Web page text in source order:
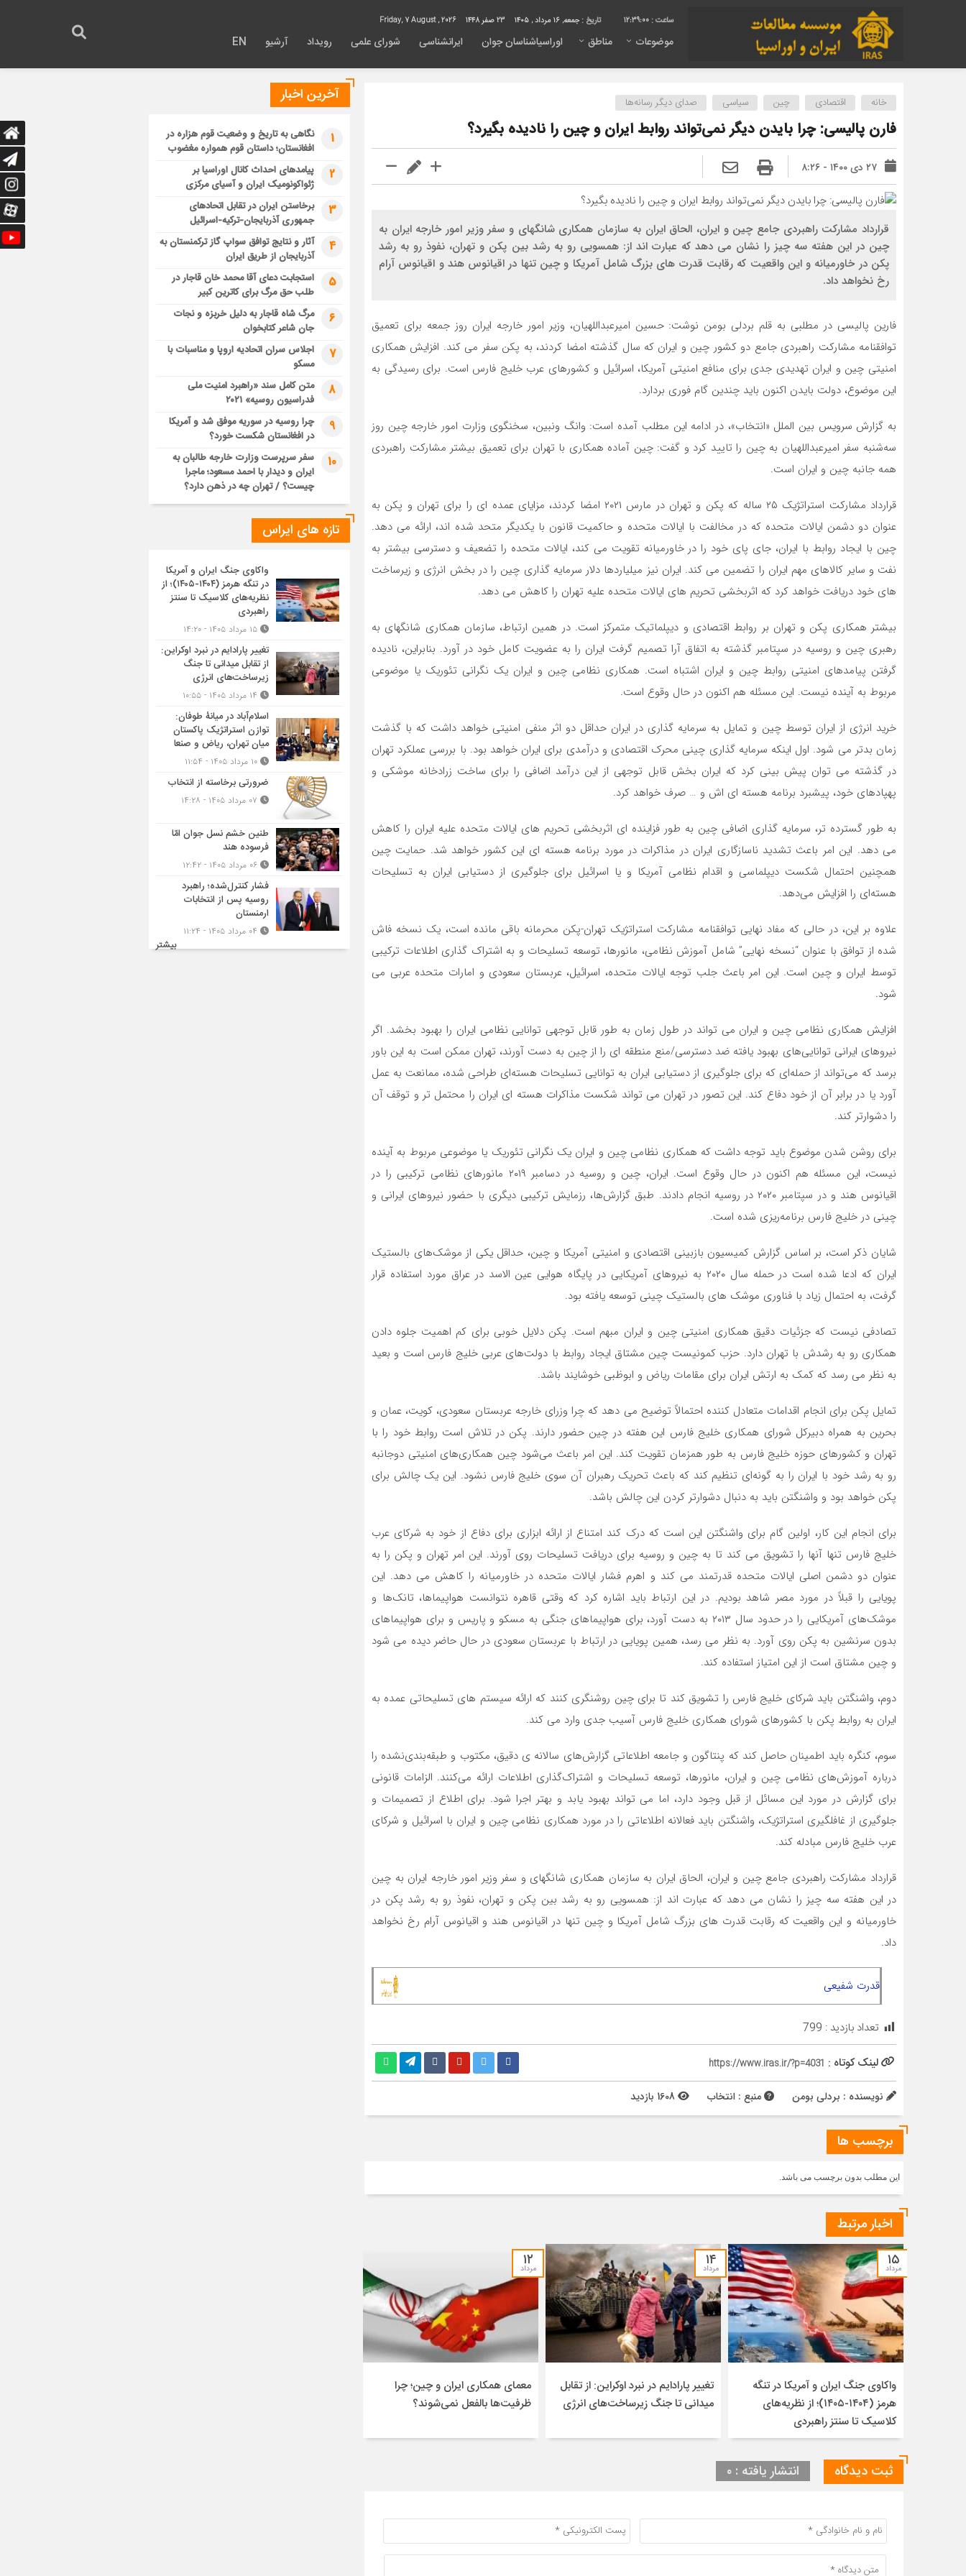
12:39:01 تاریخ : جمعه, ۱۶ مرداد , ۱۴۰۵ 23 صفر 1448
موضوعات مناطق اوراسیاشناسان جوان ایرانشناسی شورای علمی رویداد آرشیو EN
خانه اقتصادی چین سیاسی صدای دیگر رسانه‌ها
فارن پالیسی: چرا بایدن دیگر نمی‌تواند روابط ایران و چین را نادیده بگیرد؟
۲۷ دی ۱۴۰۰ - ۸:۲۶
قرارداد مشارکت راهبردی جامع چین و ایران، الحاق ایران به سازمان همکاری شانگهای و سفر وزیر امور خارجه ایران به
چین در این هفته سه چیز را نشان می دهد که عبارت اند از: همسویی رو به رشد بین پکن و تهران، نفوذ رو به رشد
پکن در خاورمیانه و این واقعیت که رقابت قدرت های بزرگ شامل آمریکا و چین تنها در اقیانوس هند و اقیانوس آرام
رخ نخواهد داد.
فارین پالیسی در مطلبی به قلم بردلی بومن نوشت: حسین امیرعبداللهیان، وزیر امور خارجه ایران روز جمعه برای تعمیق
توافقنامه مشارکت راهبردی جامع دو کشور چین و ایران که سال گذشته امضا کردند، به پکن سفر می کند. افزایش همکاری
امنیتی چین و ایران تهدیدی جدی برای منافع امنیتی آمریکا، اسرائیل و کشورهای عرب خلیج فارس است. برای رسیدگی به
این موضوع، دولت بایدن اکنون باید چندین گام فوری بردارد.
به گزارش سرویس بین الملل «انتخاب»، در ادامه این مطلب آمده است: وانگ ونبین، سخنگوی وزارت امور خارجه چین روز
سه‌شنبه سفر امیرعبداللهیان به چین را تایید کرد و گفت: چین آماده همکاری با تهران برای تعمیق بیشتر مشارکت راهبردی
همه جانبه چین و ایران است.
قرارداد مشارکت استراتژیک ۲۵ ساله که پکن و تهران در مارس ۲۰۲۱ امضا کردند، مزایای عمده ای را برای تهران و پکن به
عنوان دو دشمن ایالات متحده که در مخالفت با ایالات متحده و حاکمیت قانون با یکدیگر متحد شده اند، ارائه می دهد.
چین با ایجاد روابط با ایران، جای پای خود را در خاورمیانه تقویت می کند، ایالات متحده را تضعیف و دسترسی بیشتر به
نفت و سایر کالاهای مهم ایران را تضمین می کند. ایران نیز میلیاردها دلار سرمایه گذاری چین را در بخش انرژی و زیرساخت
های خود دریافت خواهد کرد که اثربخشی تحریم های ایالات متحده علیه تهران را کاهش می دهد.
بیشتر همکاری پکن و تهران بر روابط اقتصادی و دیپلماتیک متمرکز است. در همین ارتباط، سازمان همکاری شانگهای به
رهبری چین و روسیه در سپتامبر گذشته به اتفاق آرا تصمیم گرفت ایران را به عضویت کامل خود در آورد. بنابراین، نادیده
گرفتن پیامدهای امنیتی روابط چین و ایران اشتباه است. همکاری نظامی چین و ایران یک نگرانی تئوریک یا موضوعی
مربوط به آینده نیست. این مسئله هم اکنون در حال وقوع است.
خرید انرژی از ایران توسط چین و تمایل به سرمایه گذاری در ایران حداقل دو اثر منفی امنیتی خواهد داشت که با گذشت
زمان بدتر می شود. اول اینکه سرمایه گذاری چینی محرک اقتصادی و درآمدی برای ایران خواهد بود. با بررسی عملکرد تهران
در گذشته می توان پیش بینی کرد که ایران بخش قابل توجهی از این درآمد اضافی را برای ساخت زرادخانه موشکی و
پهپادهای خود، پیشبرد برنامه هسته ای اش و … صرف خواهد کرد.
به طور گسترده تر، سرمایه گذاری اضافی چین به طور فزاینده ای اثربخشی تحریم های ایالات متحده علیه ایران را کاهش
می دهد. این امر باعث تشدید ناسازگاری ایران در مذاکرات در مورد برنامه هسته ای این کشور خواهد شد. حمایت چین
همچنین احتمال شکست دیپلماسی و اقدام نظامی آمریکا و یا اسرائیل برای جلوگیری از دستیابی ایران به تسلیحات
هسته‌ای را افزایش می‌دهد.
علاوه بر این، در حالی که مفاد نهایی توافقنامه مشارکت استراتژیک تهران-پکن محرمانه باقی مانده است، یک نسخه فاش
شده از توافق با عنوان “نسخه نهایی” شامل آموزش نظامی، مانورها، توسعه تسلیحات و به اشتراک گذاری اطلاعات ترکیبی
توسط ایران و چین است. این امر باعث جلب توجه ایالات متحده، اسرائیل، عربستان سعودی و امارات متحده عربی می
شود.
افزایش همکاری نظامی چین و ایران می تواند در طول زمان به طور قابل توجهی توانایی نظامی ایران را بهبود بخشد. اگر
نیروهای ایرانی توانایی‌های بهبود یافته ضد دسترسی/منع منطقه ای را از چین به دست آورند، تهران ممکن است به این باور
برسد که می‌تواند از حمله‌ای که برای جلوگیری از دستیابی ایران به توانایی تسلیحات هسته‌ای طراحی شده، ممانعت به عمل
آورد یا در برابر آن از خود دفاع کند. این تصور در تهران می تواند شکست مذاکرات هسته ای ایران را محتمل تر و توقف آن
را دشوارتر کند.
برای روشن شدن موضوع باید توجه داشت که همکاری نظامی چین و ایران یک نگرانی تئوریک یا موضوعی مربوط به آینده
نیست، این مسئله هم اکنون در حال وقوع است. ایران، چین و روسیه در دسامبر ۲۰۱۹ مانورهای نظامی ترکیبی را در
اقیانوس هند و در سپتامبر ۲۰۲۰ در روسیه انجام دادند. طبق گزارش‌ها، رزمایش ترکیبی دیگری با حضور نیروهای ایرانی و
چینی در خلیج فارس برنامه‌ریزی شده است.
شایان ذکر است، بر اساس گزارش کمیسیون بازبینی اقتصادی و امنیتی آمریکا و چین، حداقل یکی از موشک‌های بالستیک
ایران که ادعا شده است در حمله سال ۲۰۲۰ به نیروهای آمریکایی در پایگاه هوایی عین الاسد در عراق مورد استفاده قرار
گرفت، به احتمال زیاد با فناوری موشک های بالستیک چینی توسعه یافته بود.
تصادفی نیست که جزئیات دقیق همکاری امنیتی چین و ایران مبهم است. پکن دلایل خوبی برای کم اهمیت جلوه دادن
همکاری رو به رشدش با تهران دارد. حزب کمونیست چین مشتاق ایجاد روابط با دولت‌های عربی خلیج فارس است و بعید
به نظر می رسد که کمک به ارتش ایران برای مقامات ریاض و ابوظبی خوشایند باشد.
تمایل پکن برای انجام اقدامات متعادل کننده احتمالاً توضیح می دهد که چرا وزرای خارجه عربستان سعودی، کویت، عمان و
بحرین به همراه دبیرکل شورای همکاری خلیج فارس این هفته در چین حضور دارند. پکن در تلاش است روابط خود را با
تهران و کشورهای حوزه خلیج فارس به طور همزمان تقویت کند. این امر باعث می‌شود چین همکاری‌های امنیتی دوجانبه
رو به رشد خود با ایران را به گونه‌ای تنظیم کند که باعث تحریک رهبران آن سوی خلیج فارس نشود. این یک چالش برای
پکن خواهد بود و واشنگتن باید به دنبال دشوارتر کردن این چالش باشد.
برای انجام این کار، اولین گام برای واشنگتن این است که درک کند امتناع از ارائه ابزاری برای دفاع از خود به شرکای عرب
خلیج فارس تنها آنها را تشویق می کند تا به چین و روسیه برای دریافت تسلیحات روی آورند. این امر تهران و پکن را به
عنوان دو دشمن اصلی ایالات متحده قدرتمند می کند و اهرم فشار ایالات متحده در خاورمیانه را کاهش می دهد. این
پویایی را قبلاً در مورد مصر شاهد بودیم. در این ارتباط باید اشاره کرد که وقتی قاهره نتوانست هواپیماها، تانک‌ها و
موشک‌های آمریکایی را در حدود سال ۲۰۱۳ به دست آورد، برای هواپیماهای جنگی به مسکو و پاریس و برای هواپیماهای
بدون سرنشین به پکن روی آورد. به نظر می رسد، همین پویایی در ارتباط با عربستان سعودی در حال حاضر دیده می شود
و چین مشتاق است از این امتیاز استفاده کند.
دوم، واشنگتن باید شرکای خلیج فارس را تشویق کند تا برای چین روشنگری کنند که ارائه سیستم های تسلیحاتی عمده به
ایران به روابط پکن با کشورهای شورای همکاری خلیج فارس آسیب جدی وارد می کند.
سوم، کنگره باید اطمینان حاصل کند که پنتاگون و جامعه اطلاعاتی گزارش‌های سالانه ی دقیق، مکتوب و طبقه‌بندی‌نشده را
درباره آموزش‌های نظامی چین و ایران، مانورها، توسعه تسلیحات و اشتراک‌گذاری اطلاعات ارائه می‌کنند. الزامات قانونی
برای گزارش در مورد این مسائل از قبل وجود دارد، اما می تواند بهبود یابد و بهتر اجرا شود. برای اطلاع از تصمیمات و
جلوگیری از غافلگیری استراتژیک، واشنگتن باید فعالانه اطلاعاتی را در مورد همکاری نظامی چین و ایران با اسرائیل و شرکای
عرب خلیج فارس مبادله کند.
قرارداد مشارکت راهبردی جامع چین و ایران، الحاق ایران به سازمان همکاری شانگهای و سفر وزیر امور خارجه ایران به چین
در این هفته سه چیز را نشان می دهد که عبارت اند از: همسویی رو به رشد بین پکن و تهران، نفوذ رو به رشد پکن در
خاورمیانه و این واقعیت که رقابت قدرت های بزرگ شامل آمریکا و چین تنها در اقیانوس هند و اقیانوس آرام رخ نخواهد
داد.
قدرت شفیعی
تعداد بازدید : 799
لینک کوتاه : https://www.iras.ir/?p=4031
نویسنده : بردلی بومن منبع : انتخاب
برچسب ها
این مطلب بدون برچسب می باشد.
اخبار مرتبط
۱۵
مرداد
واکاوی جنگ ایران و آمریکا در تنگه
هرمز (۱۴۰۴-۱۴۰۵)؛ از نظریه‌های
کلاسیک تا سنتز راهبردی
۱۴
مرداد
تغییر پارادایم در نبرد اوکراین: از تقابل
میدانی تا جنگ زیرساخت‌های انرژی
۱۲
مرداد
معمای همکاری ایران و چین؛ چرا
ظرفیت‌ها بالفعل نمی‌شوند؟
ثبت دیدگاه انتشار یافته : ۰
آخرین اخبار
1
نگاهی به تاریخ و وضعیت قوم هزاره در
افغانستان؛ داستان قوم همواره مغضوب
2
پیامدهای احداث کانال اوراسیا بر
ژئواکونومیک ایران و آسیای مرکزی
3
برخاستن ایران در تقابل اتحادهای
جمهوری آذربایجان-ترکیه-اسرائیل
4
آثار و نتایج توافق سواپ گاز ترکمنستان به
آذربایجان از طریق ایران
5
استجابت دعای آقا محمد خان قاجار در
طلب حق مرگ برای کاترین کبیر
6
مرگ شاه قاجار به دلیل خربزه و نجات
جان شاعر کتابخوان
7
اجلاس سران اتحادیه اروپا و مناسبات با
مسکو
8
متن کامل سند «راهبرد امنیت ملی
فدراسیون روسیه» ۲۰۲۱
9
چرا روسیه در سوریه موفق شد و آمریکا
در افغانستان شکست خورد؟
10
سفر سرپرست وزارت خارجه طالبان به
ایران و دیدار با احمد مسعود؛ ماجرا
چیست؟ / تهران چه در ذهن دارد؟
تازه های ایراس
واکاوی جنگ ایران و آمریکا
در تنگه هرمز (۱۴۰۴-۱۴۰۵)؛ از
نظریه‌های کلاسیک تا سنتز
راهبردی
تغییر پارادایم در نبرد اوکراین:
از تقابل میدانی تا جنگ
زیرساخت‌های انرژی
اسلام‌آباد در میانۀ طوفان:
توازن استراتژیک پاکستان
میان تهران، ریاض و صنعا
ضرورتی برخاسته از انتخاب
طنین خشم نسل جوان امّا
فرسوده هند
فشار کنترل‌شده؛ راهبرد
روسیه پس از انتخابات
ارمنستان
بیشتر